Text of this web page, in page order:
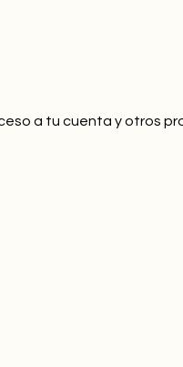
a tu cuenta y otros